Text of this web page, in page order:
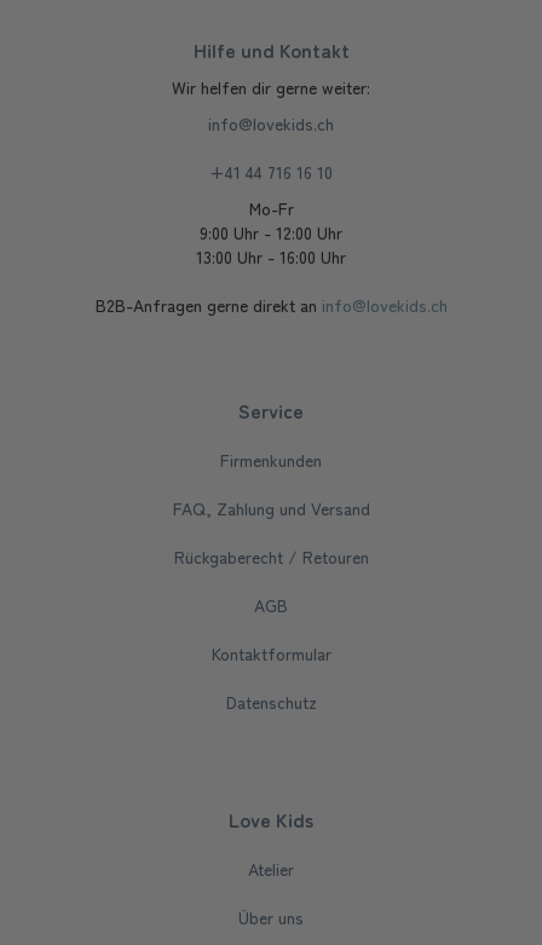
Hilfe und Kontakt
Wir helfen dir gerne weiter:
info@lovekids.ch
+41 44 716 16 10
Mo-Fr
9:00 Uhr - 12:00 Uhr
13:00 Uhr - 16:00 Uhr
B2B-Anfragen gerne direkt an info@lovekids.ch
Service
Firmenkunden
FAQ, Zahlung und Versand
Rückgaberecht / Retouren
AGB
Kontaktformular
Datenschutz
Love Kids
Atelier
Über uns